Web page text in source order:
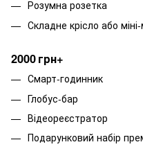
Розумна розетка
Складне крісло або
2000 грн+
Смарт-годинник
Глобус-бар
Відеореєстратор
Подарунковий набір